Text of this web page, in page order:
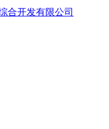
合开发有限公司